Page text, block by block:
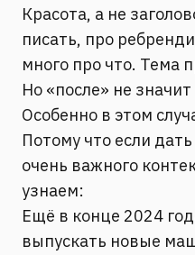
Красота, а не
писать, про
много про что. Тема
Но «после» не
Особенно в этом
Потому что если
очень важного
узнаем:
Ещё в конце 2024
выпускать новые